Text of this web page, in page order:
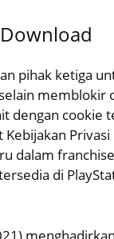
pihak ketiga
dengan cookie
franchise
di